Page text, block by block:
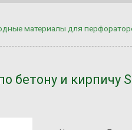
материалы для
бетону и кирпичу